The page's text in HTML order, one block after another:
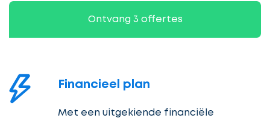
Ontvang 3 offertes
Financieel plan
Met een uitgekiende financiële